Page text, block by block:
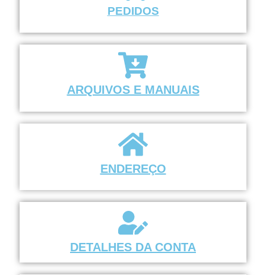
PEDIDOS
ARQUIVOS E MANUAIS
ENDEREÇO
DETALHES DA CONTA